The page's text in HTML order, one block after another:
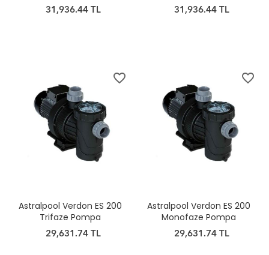
31,936.44 TL 31,936.44 TL
favorite_border
Astralpool Verdon ES 200
Trifaze Pompa
29,631.74 TL
favorite_border
Astralpool Verdon ES 200
Monofaze Pompa
29,631.74 TL